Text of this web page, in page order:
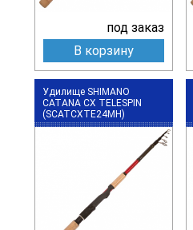
под заказ
В корзину
Удилище SHIMANO
CATANA CX TELESPIN
(SCATCXTE24MH)